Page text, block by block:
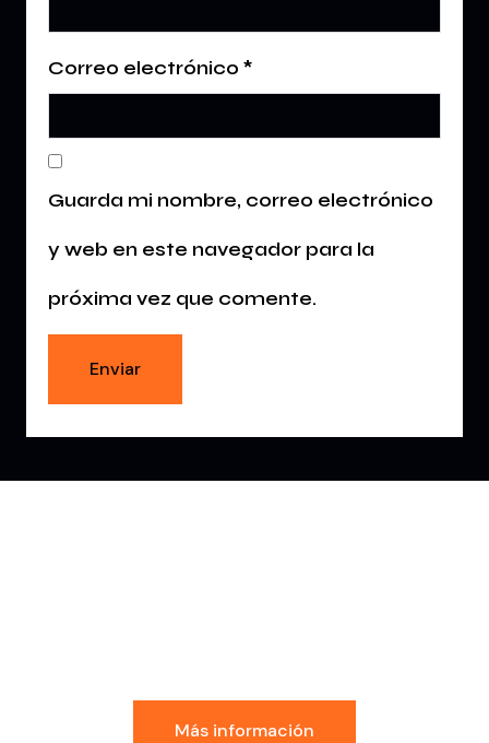
Correo electrónico *
Guarda mi nombre, correo electrónico
y web en este navegador para la
próxima vez que comente.
Más información